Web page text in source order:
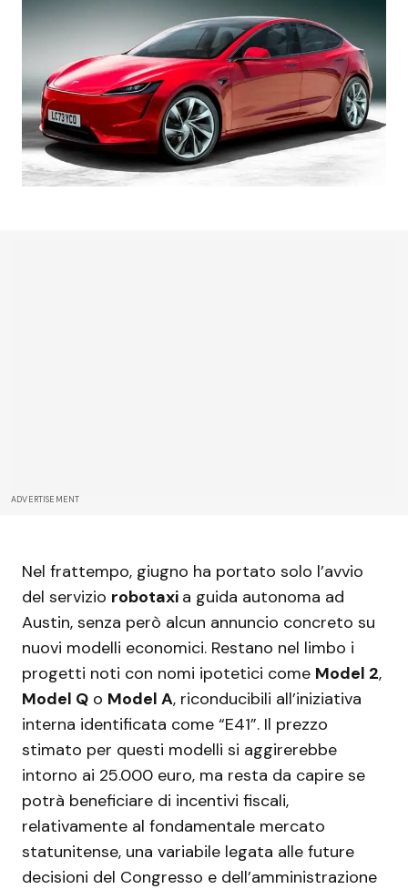
ADVERTISEMENT
Nel frattempo, giugno ha portato solo l’avvio
del servizio robotaxi a guida autonoma ad
Austin, senza però alcun annuncio concreto su
nuovi modelli economici. Restano nel limbo i
progetti noti con nomi ipotetici come Model 2,
Model Q o Model A, riconducibili all’iniziativa
interna identificata come “E41”. Il prezzo
stimato per questi modelli si aggirerebbe
intorno ai 25.000 euro, ma resta da capire se
potrà beneficiare di incentivi fiscali,
relativamente al fondamentale mercato
statunitense, una variabile legata alle future
decisioni del Congresso e dell’amministrazione